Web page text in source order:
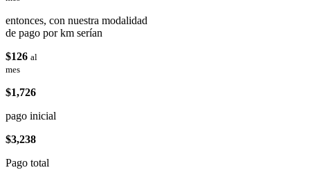
entonces, con nuestra modalidad
de pago por km serían
$126 al
mes
$1,726
pago inicial
$3,238
Pago total